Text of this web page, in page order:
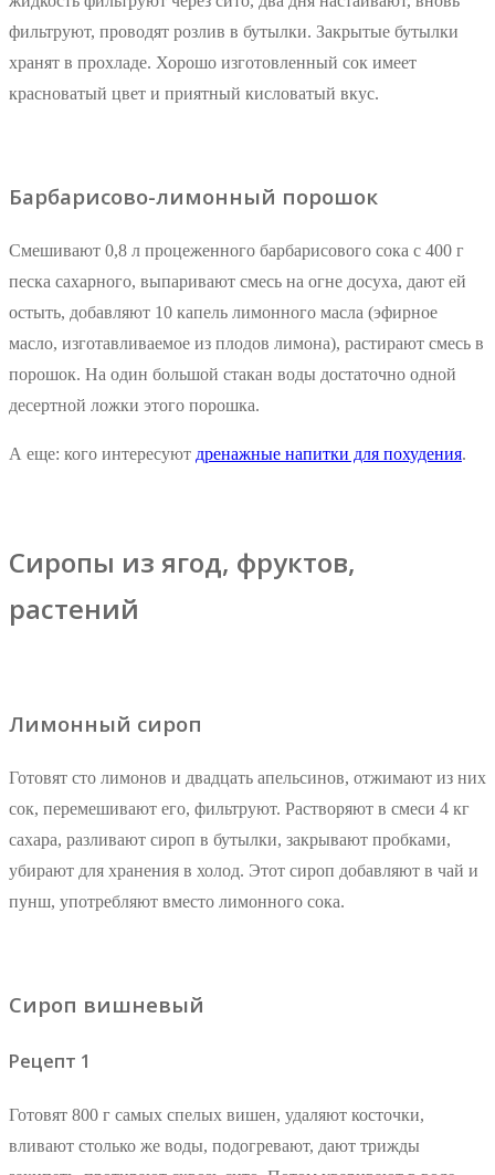
фильтруют, проводят розлив в бутылки. Закрытые бутылки
хранят в прохладе. Хорошо изготовленный сок имеет
красноватый цвет и приятный кисловатый вкус.
Барбарисово-лимонный порошок
Смешивают 0,8 л процеженного барбарисового сока с 400 г
песка сахарного, выпаривают смесь на огне досуха, дают ей
остыть, добавляют 10 капель лимонного масла (эфирное
масло, изготавливаемое из плодов лимона), растирают смесь в
порошок. На один большой стакан воды достаточно одной
десертной ложки этого порошка.
А еще: кого интересуют дренажные напитки для похудения.
Сиропы из ягод, фруктов,
растений
Лимонный сироп
Готовят сто лимонов и двадцать апельсинов, отжимают из них
сок, перемешивают его, фильтруют. Растворяют в смеси 4 кг
сахара, разливают сироп в бутылки, закрывают пробками,
убирают для хранения в холод. Этот сироп добавляют в чай и
пунш, употребляют вместо лимонного сока.
Сироп вишневый
Рецепт 1
Готовят 800 г самых спелых вишен, удаляют косточки,
вливают столько же воды, подогревают, дают трижды